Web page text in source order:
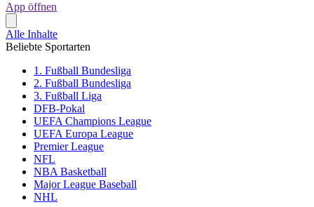
App öffnen
Alle Inhalte
Beliebte Sportarten
1. Fußball Bundesliga
2. Fußball Bundesliga
3. Fußball Liga
DFB-Pokal
UEFA Champions League
UEFA Europa League
Premier League
NFL
NBA Basketball
Major League Baseball
NHL